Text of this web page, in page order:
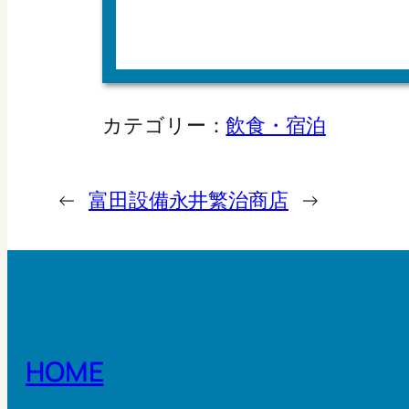
カテゴリー：飲食・宿泊
← 富田設備永井繁治商店 →
HOME